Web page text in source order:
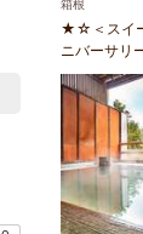
箱根
★☆＜スイ
ニバーサ